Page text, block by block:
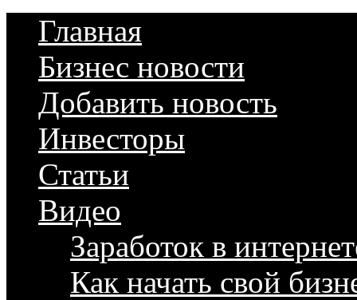
Главная
Бизнес новости
Добавить новость
Инвесторы
Статьи
Видео
Заработок в
Как начать свой